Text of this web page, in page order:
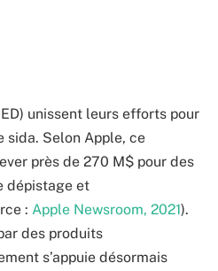
unissent leurs efforts pour
Selon Apple, ce
près de 270 M$ pour des
dépistage et
: Apple Newsroom, 2021).
des produits
s’appuie désormais